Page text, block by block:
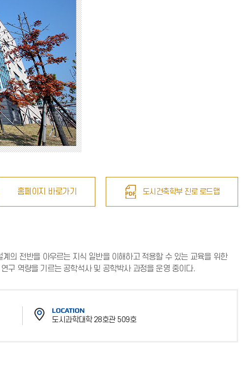
홈페이지 바로가기 도시건축학부 진로 로드맵
의 전반을 아우르는 지식 일반을 이해하고 적용할 수 있는 교육을 위한
구 역량을 기르는 공학석사 및 공학박사 과정을 운영 중이다.
LOCATION
도시과학대학 28호관 509호